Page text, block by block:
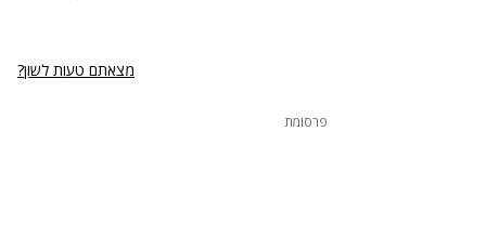
מצאתם טעות לשון?
פרסומת